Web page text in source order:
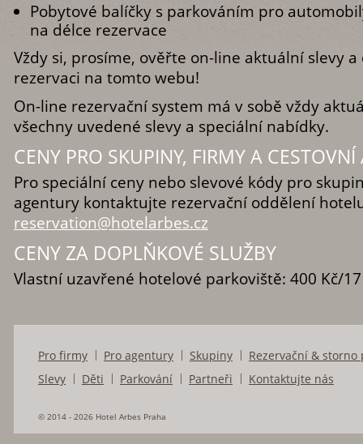
Pobytové balíčky s parkováním pro
na délce rezervace
Vždy si, prosíme, ověřte on-line aktuální slevy
rezervaci na tomto webu!
On-line rezervační system má v sobě vždy
všechny uvedené slevy a speciální nabídky.
CENY PRO SKUPINY, FIRMY A
Pro speciální ceny nebo slevové kódy pro
agentury kontaktujte rezervační oddělení
reservation@hotelarbes.cz
CENY ZA DOPLŇKOVÉ SLUŽBY
Vlastní uzavřené hotelové parkoviště: 400 Kč/
Pro firmy Pro agentury Skupiny
Rezervační & storno
Slevy
Děti Parkování Partneři Kontaktujte nás
© 2014 - 2026 Hotel Arbes Praha